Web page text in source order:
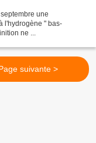
une
l'hydrogène " bas-
ne ...
suivante >